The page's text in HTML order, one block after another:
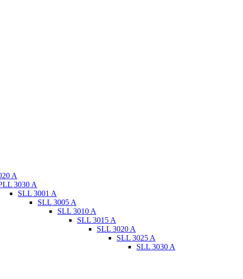
A
3030 A
SLL 3001 A
SLL 3005 A
SLL 3010 A
SLL 3015 A
SLL 3020 A
SLL 3025 A
SLL 3030 A